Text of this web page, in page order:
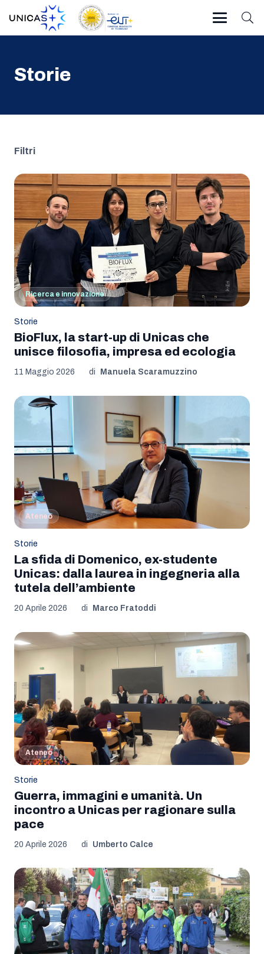
Storie
Filtri
Ricerca e innovazione
Storie
BioFlux, la start-up di Unicas che
unisce filosofia, impresa ed ecologia
11 Maggio 2026 di Manuela Scaramuzzino
Ateneo
Storie
La sfida di Domenico, ex-studente
Unicas: dalla laurea in ingegneria alla
tutela dell’ambiente
20 Aprile 2026 di Marco Fratoddi
Ateneo
Storie
Guerra, immagini e umanità. Un
incontro a Unicas per ragionare sulla
pace
20 Aprile 2026 di Umberto Calce